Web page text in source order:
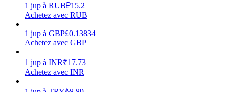
Gagnez quotidiennement des récompenses compétitives
1 jup à RUB₽15.2
Achetez avec RUB
1 jup à GBP£0.13834
Achetez avec GBP
1 jup à INR₹17.73
Achetez avec INR